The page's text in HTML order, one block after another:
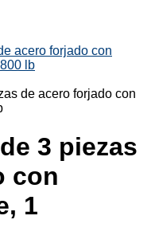
acero forjado con
lb
3 piezas
con
1